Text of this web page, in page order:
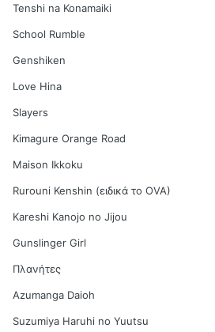
Tenshi na Konamaiki
School Rumble
Genshiken
Love Hina
Slayers
Kimagure Orange Road
Maison Ikkoku
Rurouni Kenshin (ειδικά το OVA)
Kareshi Kanojo no Jijou
Gunslinger Girl
Πλανήτες
Azumanga Daioh
Suzumiya Haruhi no Yuutsu